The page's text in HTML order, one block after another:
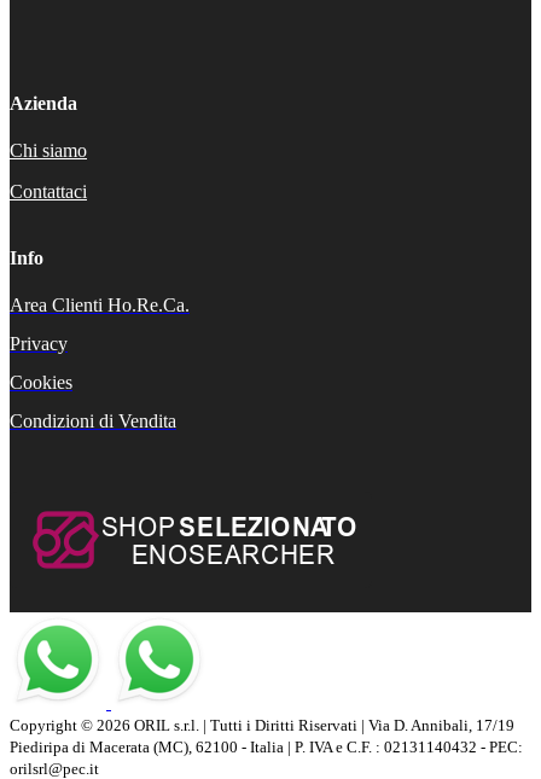
Azienda
Chi siamo
Contattaci
Info
Area Clienti Ho.Re.Ca.
Privacy
Cookies
Condizioni di Vendita
Copyright © 2026 ORIL s.r.l. | Tutti i Diritti Riservati | Via D. Annibali, 17/19
Piediripa di Macerata (MC), 62100 - Italia | P. IVA e C.F. : 02131140432 - PEC:
orilsrl@pec.it